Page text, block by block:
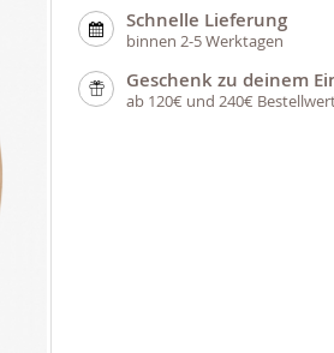
Schnelle Lieferung
binnen 2-5 Werktagen
Geschenk zu deinem
ab 120€ und 240€